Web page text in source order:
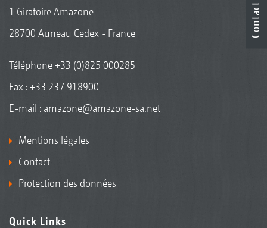
1 Giratoire Amazone
28700 Auneau Cedex - France
Téléphone+33 (0)825 000285
Fax : +33 237 918900
E-mail : amazone@amazone-sa.net
Mentions légales
Contact
Protection des données
Quick Links
Contact